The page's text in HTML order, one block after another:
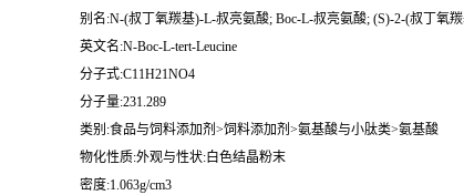
别名:N-(叔丁氧羰基)-L-叔亮氨酸; Boc-L-叔亮氨酸; (S)-2-(叔丁氧
英文名:N-Boc-L-tert-Leucine
分子式:C11H21NO4
分子量:231.289
类别:食品与饲料添加剂>饲料添加剂>氨基酸与小肽类>氨基酸
物化性质:外观与性状:白色结晶粉末
密度:1.063g/cm3